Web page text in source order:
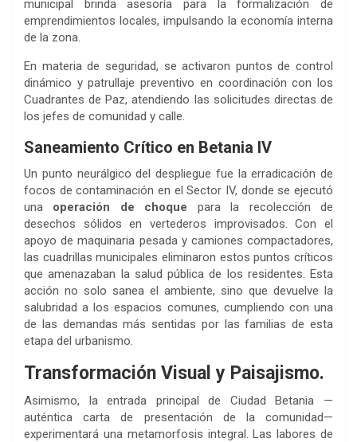
municipal brinda asesoría para la formalización de
emprendimientos locales, impulsando la economía interna
de la zona.
En materia de seguridad, se activaron puntos de control
dinámico y patrullaje preventivo en coordinación con los
Cuadrantes de Paz, atendiendo las solicitudes directas de
los jefes de comunidad y calle.
Saneamiento Crítico en Betania IV
Un punto neurálgico del despliegue fue la erradicación de
focos de contaminación en el Sector IV, donde se ejecutó
una operación de choque para la recolección de
desechos sólidos en vertederos improvisados. Con el
apoyo de maquinaria pesada y camiones compactadores,
las cuadrillas municipales eliminaron estos puntos críticos
que amenazaban la salud pública de los residentes. Esta
acción no solo sanea el ambiente, sino que devuelve la
salubridad a los espacios comunes, cumpliendo con una
de las demandas más sentidas por las familias de esta
etapa del urbanismo.
Transformación Visual y Paisajismo.
Asimismo, la entrada principal de Ciudad Betania —
auténtica carta de presentación de la comunidad—
experimentará una metamorfosis integral. Las labores de